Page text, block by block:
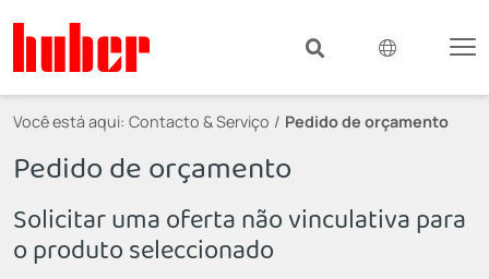
Você está aqui: Contacto & Serviço Pedido de orçamento
Pedido de orçamento
Solicitar uma oferta não vinculativa para
o produto seleccionado